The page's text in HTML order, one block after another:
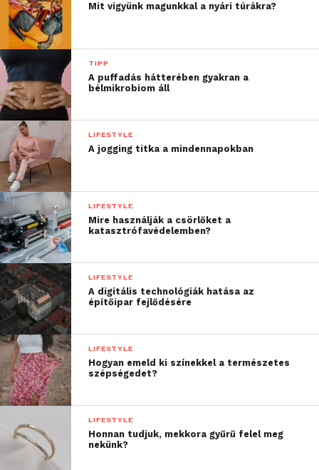
Mit vigyünk magunkkal a nyári túrákra?
TIPP
A puffadás hátterében gyakran a
bélmikrobiom áll
LIFESTYLE
A jogging titka a mindennapokban
LIFESTYLE
Mire használják a csörlőket a
katasztrófavédelemben?
LIFESTYLE
A digitális technológiák hatása az
építőipar fejlődésére
LIFESTYLE
Hogyan emeld ki színekkel a természetes
szépségedet?
LIFESTYLE
Honnan tudjuk, mekkora gyűrű felel meg
nekünk?